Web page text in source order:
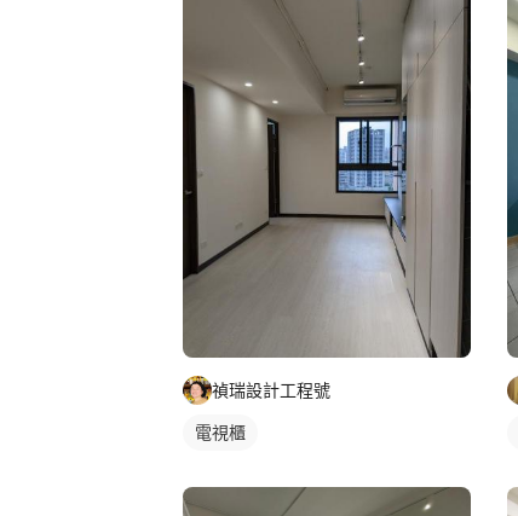
禎瑞設計工程號
電視櫃